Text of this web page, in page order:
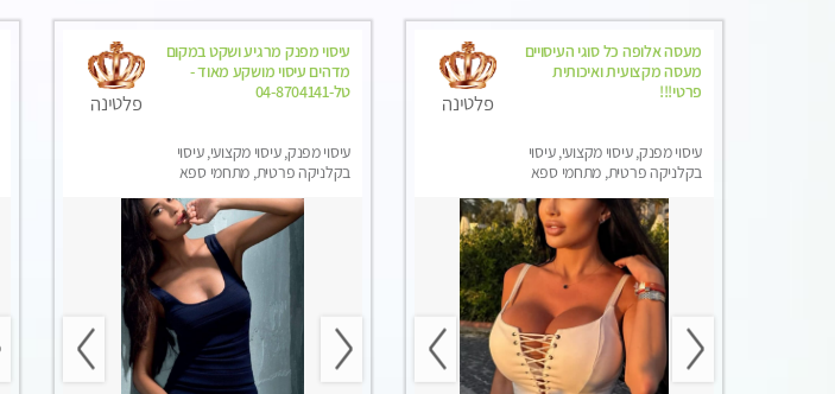
מעסה אלופה כל סוגי העיסויים
מעסה מקצועית ואיכותית
פרטי!!!
עיסוי מפנק, עיסוי מקצועי, עיסוי
בקלניקה פרטית, מתחמי ספא
טנטרה
פלטינה
עיסוי מפנק מרגיע ושקט במקום
מדהים עיסוי מושקע מאוד -
טל-04-8704141
עיסוי מפנק, עיסוי מקצועי, עיסוי
בקלניקה פרטית, מתחמי ספא
פלטינה